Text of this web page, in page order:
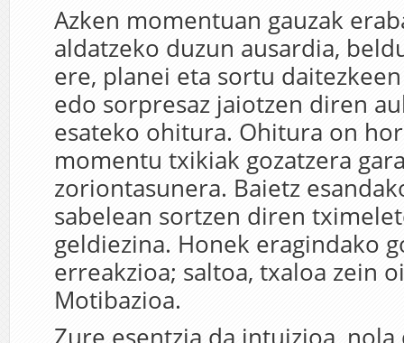
Azken momentuan gauzak
aldatzeko duzun ausardia,
ere, planei eta sortu
edo sorpresaz jaiotzen diren
esateko ohitura. Ohitura on
momentu txikiak gozatzera
zoriontasunera. Baietz
sabelean sortzen diren
geldiezina. Honek eragindako
erreakzioa; saltoa, txaloa zein
Motibazioa.